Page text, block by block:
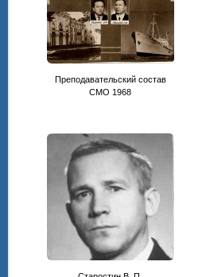
Преподавательский состав
СМО 1968